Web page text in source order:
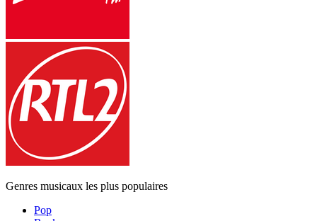
Genres musicaux les plus populaires
Pop